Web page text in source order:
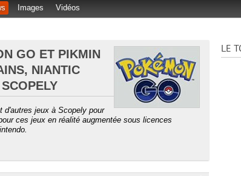
Images Vidéos
GO ET PIKMIN
NIANTIC
d'autres jeux à Scopely pour
ces jeux en réalité augmentée sous licences
LE